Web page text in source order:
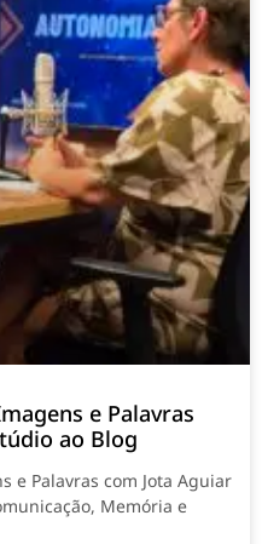
e Palavras
ao Blog
e Palavras com Jota Aguiar
Memória e